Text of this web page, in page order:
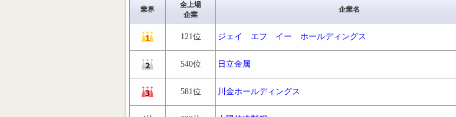
業界
全上場
企業
企業名
121位 ジェイ エフ イー ホールディングス
540位 日立金属
581位 川金ホールディングス